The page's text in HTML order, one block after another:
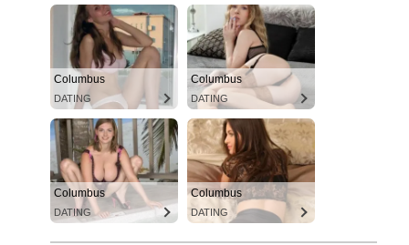
Columbus
DATING
Columbus
DATING
Columbus
DATING
Columbus
DATING